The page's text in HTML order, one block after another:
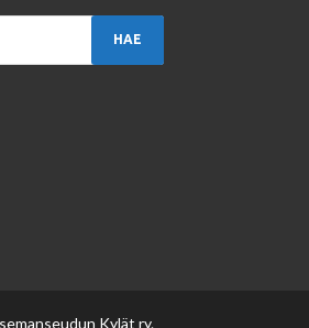
Kylät ry.